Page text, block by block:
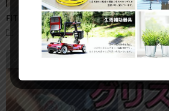
FITBOX（スピンバイク）の組み立て方・手順
スピンバイク